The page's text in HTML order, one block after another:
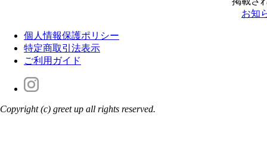
お知
個人情報保護ポリシー
特定商取引法表示
ご利用ガイド
Copyright (c) greet up all rights reserved.